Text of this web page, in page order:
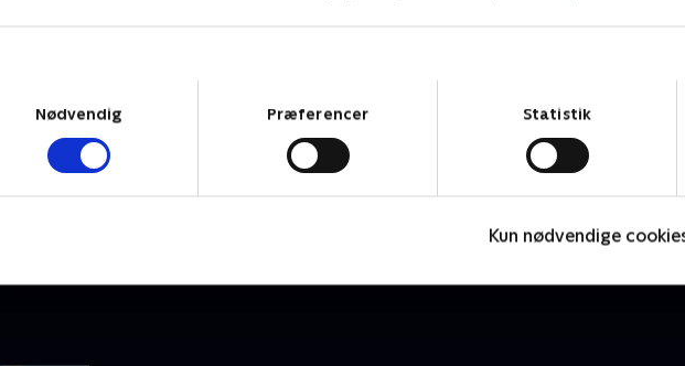
Nødvendig
Præferencer Statistik
Kun nødvendige